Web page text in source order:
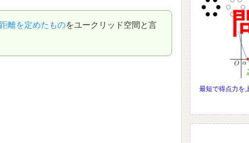
離を定めたものをユークリッド空間と言
最短で得点力を